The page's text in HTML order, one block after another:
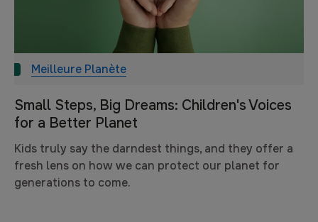
Meilleure Planète
Small Steps, Big Dreams: Children's Voices
for a Better Planet
Kids truly say the darndest things, and they offer a
fresh lens on how we can protect our planet for
generations to come.